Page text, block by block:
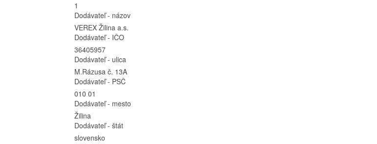
1
Dodávateľ - názov
VEREX Žilina a.s.
Dodávateľ - IČO
36405957
Dodávateľ - ulica
M.Rázusa č. 13A
Dodávateľ - PSČ
010 01
Dodávateľ - mesto
Žilina
Dodávateľ - štát
slovensko